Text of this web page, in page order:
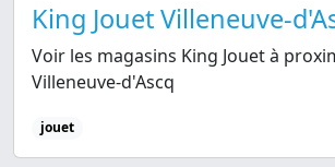
King Jouet Villeneuve-
Voir les magasins King Jouet à
Villeneuve-d'Ascq
jouet